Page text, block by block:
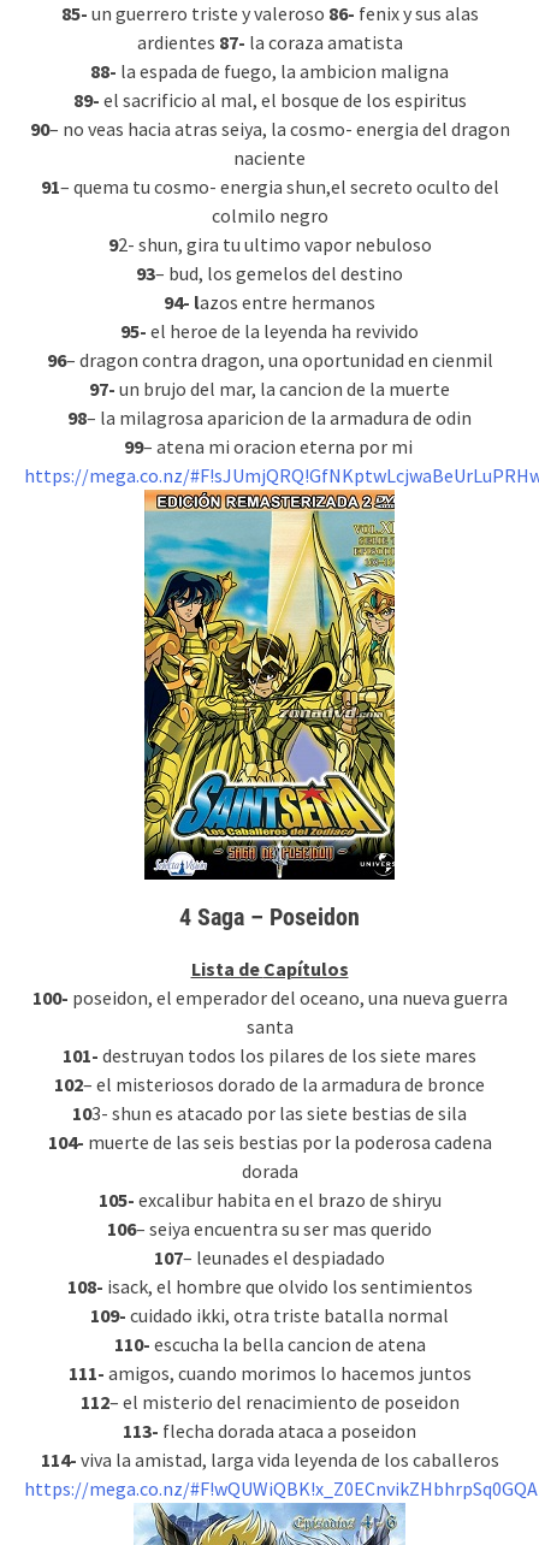
85- un guerrero triste y valeroso 86- fenix y sus alas
ardientes 87- la coraza amatista
88- la espada de fuego, la ambicion maligna
89- el sacrificio al mal, el bosque de los espiritus
90– no veas hacia atras seiya, la cosmo- energia del dragon
naciente
91– quema tu cosmo- energia shun,el secreto oculto del
colmilo negro
92- shun, gira tu ultimo vapor nebuloso
93– bud, los gemelos del destino
94- lazos entre hermanos
95- el heroe de la leyenda ha revivido
96– dragon contra dragon, una oportunidad en cienmil
97- un brujo del mar, la cancion de la muerte
98– la milagrosa aparicion de la armadura de odin
99– atena mi oracion eterna por mi
https://mega.co.nz/
4 Saga – Poseidon
Lista de Capítulos
100- poseidon, el emperador del oceano, una nueva guerra
santa
101- destruyan todos los pilares de los siete mares
102– el misteriosos dorado de la armadura de bronce
103- shun es atacado por las siete bestias de sila
104- muerte de las seis bestias por la poderosa cadena
dorada
105- excalibur habita en el brazo de shiryu
106– seiya encuentra su ser mas querido
107– leunades el despiadado
108- isack, el hombre que olvido los sentimientos
109- cuidado ikki, otra triste batalla normal
110- escucha la bella cancion de atena
111- amigos, cuando morimos lo hacemos juntos
112– el misterio del renacimiento de poseidon
113- flecha dorada ataca a poseidon
114- viva la amistad, larga vida leyenda de los caballeros
https://mega.co.nz/#F!wQUWiQBK!x_Z0ECnvikZHbhrpSq0GQA